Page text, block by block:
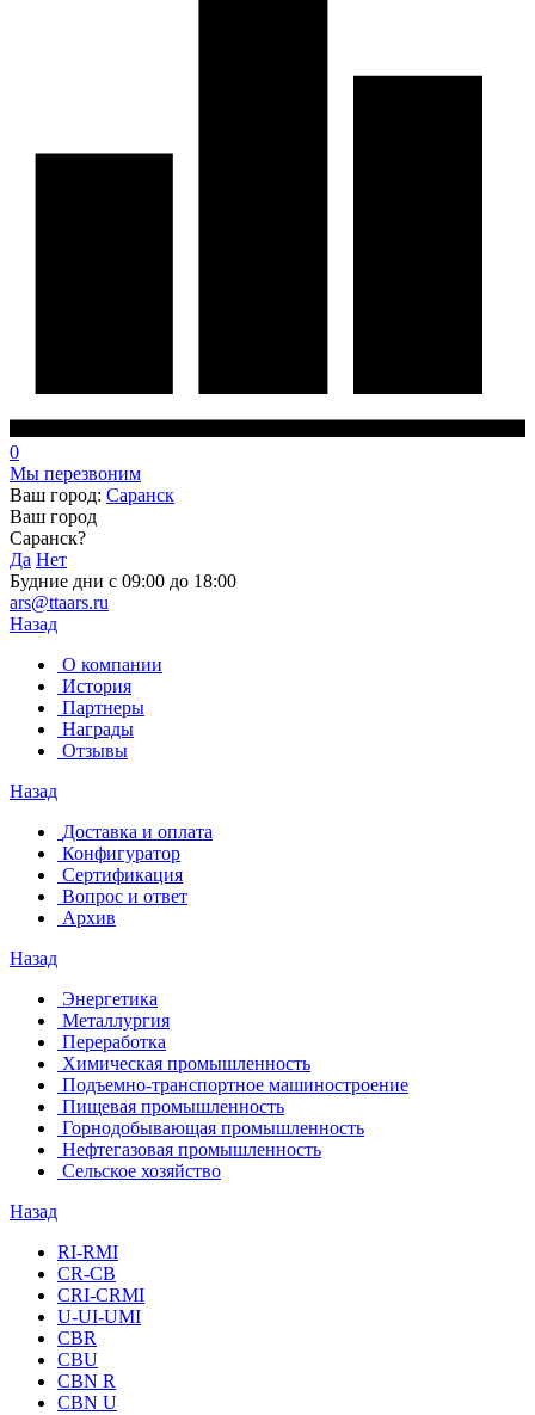
0
Мы перезвоним
Ваш город: Саранск
Ваш город
Саранск?
Да Нет
Будние дни с 09:00 до 18:00
ars@ttaars.ru
Назад
О компании
История
Партнеры
Награды
Отзывы
Назад
Доставка и оплата
Конфигуратор
Сертификация
Вопрос и ответ
Архив
Назад
Энергетика
Металлургия
Переработка
Химическая промышленность
Подъемно-транспортное машиностроение
Пищевая промышленность
Горнодобывающая промышленность
Нефтегазовая промышленность
Сельское хозяйство
Назад
RI-RMI
CR-CB
СRI-СRMI
U-UI-UMI
CBR
CBU
CBN R
CBN U